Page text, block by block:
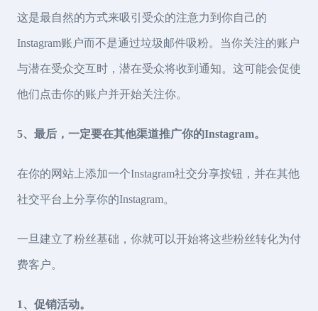
这是最自然的方式来吸引受众的注意力到你自己的
Instagram账户而不是通过垃圾邮件吸粉。当你关注的账户
与潜在受众交互时，潜在受众将收到通知。这可能会促使
他们点击你的账户并开始关注你。
5、最后，一定要在其他渠道推广你的Instagram。
在你的网站上添加一个Instagram社交分享按钮，并在其他
社交平台上分享你的Instagram。
一旦建立了粉丝基础，你就可以开始将这些粉丝转化为付
费客户。
1、促销活动。